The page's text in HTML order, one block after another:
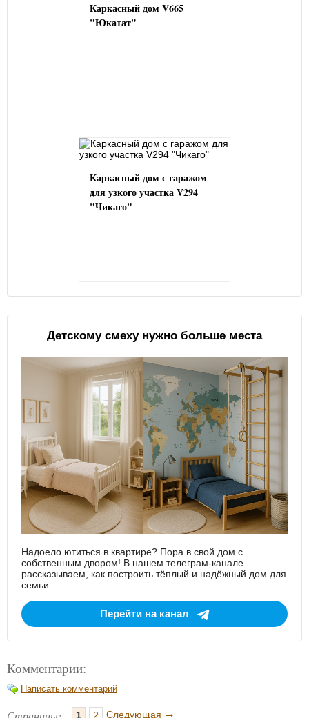
Каркасный дом V665
"Юкатат"
Каркасный дом с гаражом
для узкого участка V294
"Чикаго"
Детскому смеху нужно больше места
Надоело ютиться в квартире? Пора в свой дом с
собственным двором! В нашем телеграм-канале
рассказываем, как построить тёплый и надёжный дом для
семьи.
Перейти на канал
Комментарии:
Написать комментарий
1 2 Следующая →